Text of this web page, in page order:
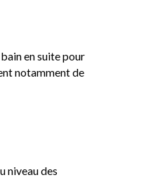
en suite pour
notamment de
niveau des